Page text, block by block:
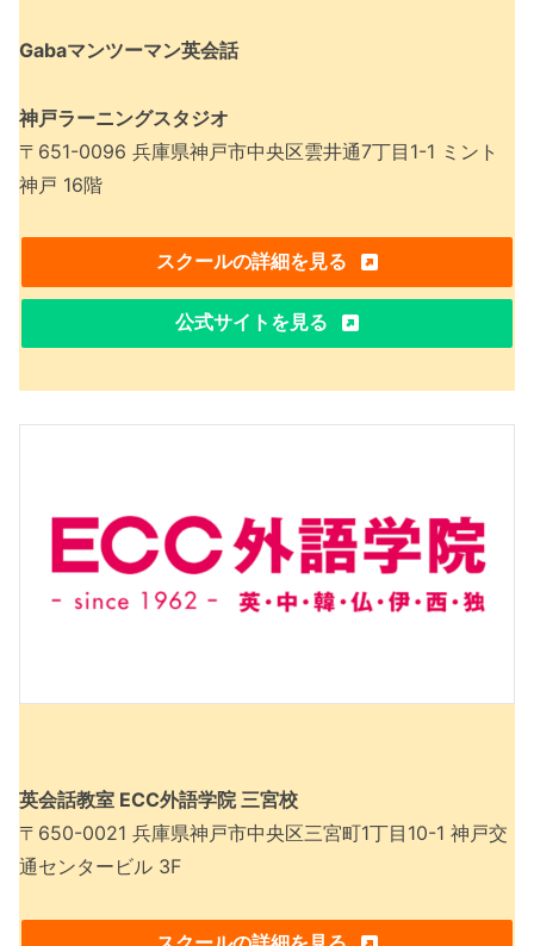
Gabaマンツーマン英会話
神戸ラーニングスタジオ
〒651-0096 兵庫県神戸市中央区雲井通7丁目1-1 ミント
神戸 16階
スクールの詳細を見る
公式サイトを見る
英会話教室 ECC外語学院 三宮校
〒650-0021 兵庫県神戸市中央区三宮町1丁目10-1 神戸交
通センタービル 3F